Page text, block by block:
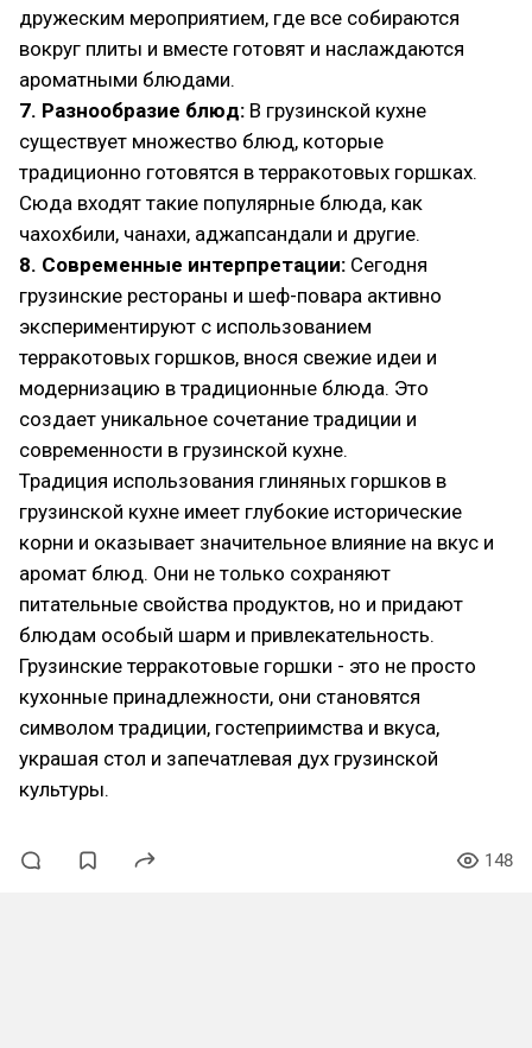
дружеским мероприятием, где все собираются
вокруг плиты и вместе готовят и наслаждаются
ароматными блюдами.
7. Разнообразие блюд: В грузинской кухне
существует множество блюд, которые
традиционно готовятся в терракотовых горшках.
Сюда входят такие популярные блюда, как
чахохбили, чанахи, аджапсандали и другие.
8. Современные интерпретации: Сегодня
грузинские рестораны и шеф-повара активно
экспериментируют с использованием
терракотовых горшков, внося свежие идеи и
модернизацию в традиционные блюда. Это
создает уникальное сочетание традиции и
современности в грузинской кухне.
Традиция использования глиняных горшков в
грузинской кухне имеет глубокие исторические
корни и оказывает значительное влияние на вкус и
аромат блюд. Они не только сохраняют
питательные свойства продуктов, но и придают
блюдам особый шарм и привлекательность.
Грузинские терракотовые горшки - это не просто
кухонные принадлежности, они становятся
символом традиции, гостеприимства и вкуса,
украшая стол и запечатлевая дух грузинской
культуры.
148